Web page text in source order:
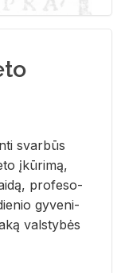
svar­būs
įkū­ri­mą,
pro­fe­so­
gy­ve­ni­
vals­ty­bės